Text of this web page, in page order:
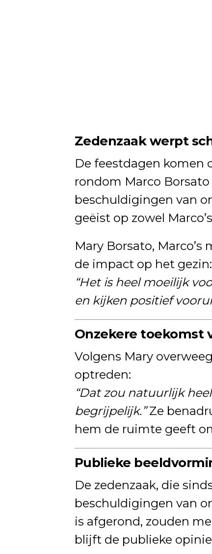
Zedenzaak werpt
De feestdagen komen
rondom Marco
beschuldigingen van
geëist op zowel
Mary Borsato,
de impact op het gezin:
“Het is heel moeilijk
en kijken positief
Onzekere toekomst
Volgens Mary
optreden:
“Dat zou natuurlijk
begrijpelijk.”Ze
hem de ruimte geeft
Publieke
De zedenzaak, die
beschuldigingen van
is afgerond, zouden
blijft de publieke